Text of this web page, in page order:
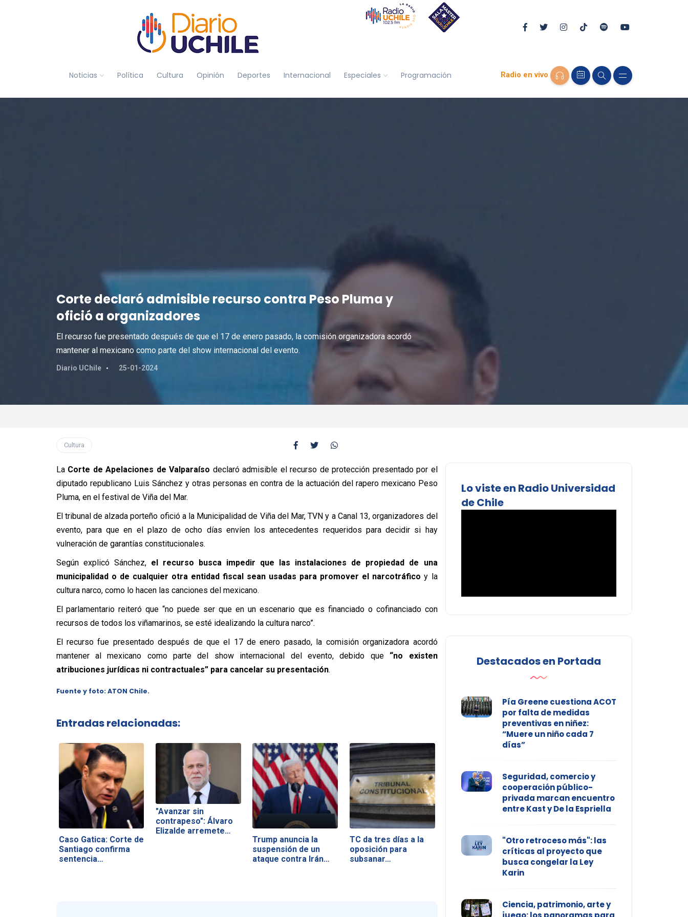
Noticias Política Cultura Opinión Deportes Internacional Especiales Programación Radio en vivo
Corte declaró admisible recurso contra Peso Pluma y
ofició a organizadores
El recurso fue presentado después de que el 17 de enero pasado, la comisión organizadora acordó
mantener al mexicano como parte del show internacional del evento.
Diario UChile 25-01-2024
Cultura
La Corte de Apelaciones de Valparaíso declaró admisible el recurso de protección presentado por el
diputado republicano Luis Sánchez y otras personas en contra de la actuación del rapero mexicano Peso
Pluma, en el festival de Viña del Mar.
El tribunal de alzada porteño ofició a la Municipalidad de Viña del Mar, TVN y a Canal 13, organizadores del
evento, para que en el plazo de ocho días envíen los antecedentes requeridos para decidir si hay
vulneración de garantías constitucionales.
Según explicó Sánchez, el recurso busca impedir que las instalaciones de propiedad de una
municipalidad o de cualquier otra entidad fiscal sean usadas para promover el narcotráfico y la
cultura narco, como lo hacen las canciones del mexicano.
El parlamentario reiteró que “no puede ser que en un escenario que es financiado o cofinanciado con
recursos de todos los viñamarinos, se esté idealizando la cultura narco”.
El recurso fue presentado después de que el 17 de enero pasado, la comisión organizadora acordó
mantener al mexicano como parte del show internacional del evento, debido que “no existen
atribuciones jurídicas ni contractuales” para cancelar su presentación.
Fuente y foto: ATON Chile.
Entradas relacionadas:
Caso Gatica: Corte de
Santiago confirma
sentencia…
"Avanzar sin
contrapeso": Álvaro
Elizalde arremete…
Trump anuncia la
suspensión de un
ataque contra Irán…
TC da tres días a la
oposición para
subsanar…
Lo viste en Radio Universidad
de Chile
Destacados en Portada
Pía Greene cuestiona ACOT
por falta de medidas
preventivas en niñez:
“Muere un niño cada 7
días”
Seguridad, comercio y
cooperación público-
privada marcan encuentro
entre Kast y De la Espriella
"Otro retroceso más": las
críticas al proyecto que
busca congelar la Ley
Karin
Ciencia, patrimonio, arte y